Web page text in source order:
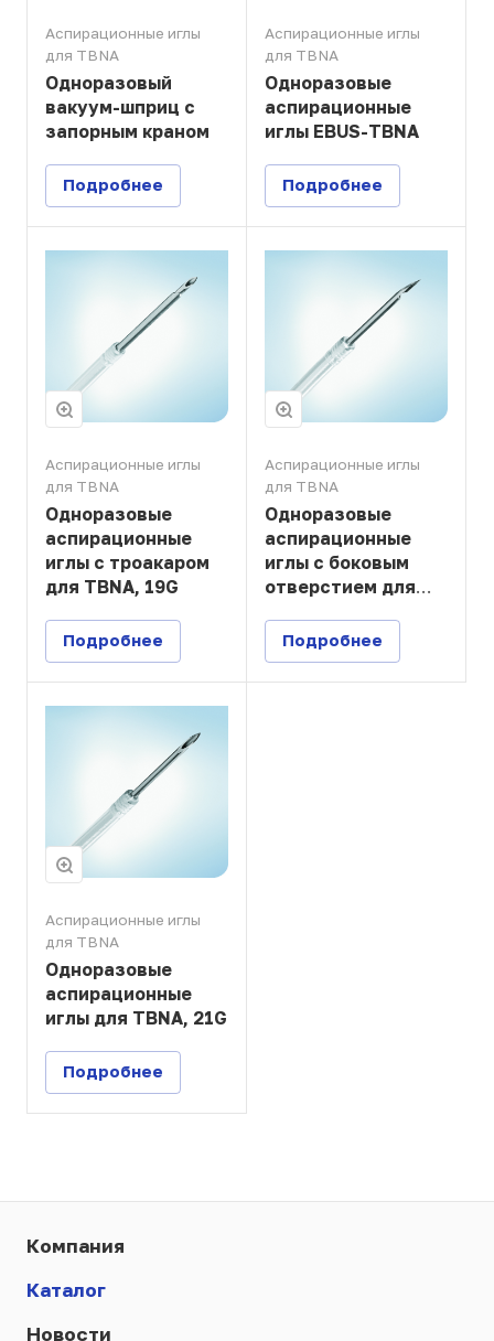
Аспирационные иглы
для TBNA
Одноразовый
вакуум-шприц с
запорным краном
Подробнее
Аспирационные иглы
для TBNA
Одноразовые
аспирационные
иглы EBUS-TBNA
Подробнее
Аспирационные иглы
для TBNA
Одноразовые
аспирационные
иглы с троакаром
для TBNA, 19G
Подробнее
Аспирационные иглы
для TBNA
Одноразовые
аспирационные
иглы с боковым
отверстием для
Подробнее
Аспирационные иглы
для TBNA
Одноразовые
аспирационные
иглы для TBNA, 21G
Подробнее
Компания
Каталог
Новости